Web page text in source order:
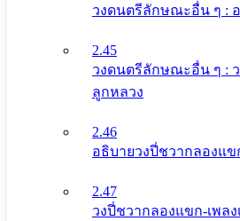
วงดนตรีลักษณะอื่น ๆ :
2.45
วงดนตรีลักษณะอื่น ๆ :
ลูกหลวง
2.46
อธิบายวงปี่ชวากลองแข
2.47
วงปี่ชวากลองแขก-เพลง